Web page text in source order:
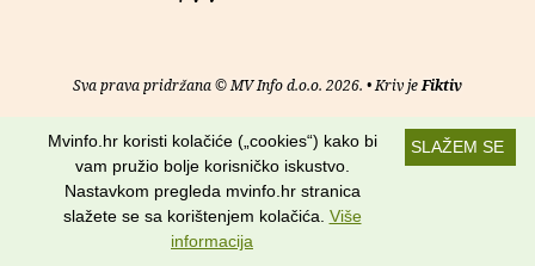
Sva prava pridržana © MV Info d.o.o. 2026. • Kriv jeFiktiv
O nama • Pomoć• Uvjeti korištenja• RSS kanali
Potraži nas na:
SLAŽEM SE
Mvinfo.hr koristi kolačiće („cookies“) kako bi
vam pružio bolje korisničko iskustvo.
Nastavkom pregleda mvinfo.hr stranica
slažete se sa korištenjem kolačića. Više
informacija